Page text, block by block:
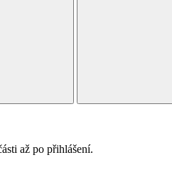
až po přihlášení.